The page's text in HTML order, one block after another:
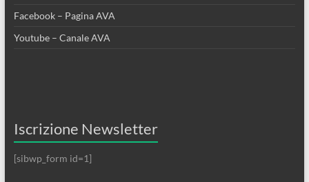
Facebook – Pagina AVA
Youtube – Canale AVA
Iscrizione Newsletter
[sibwp_form id=1]